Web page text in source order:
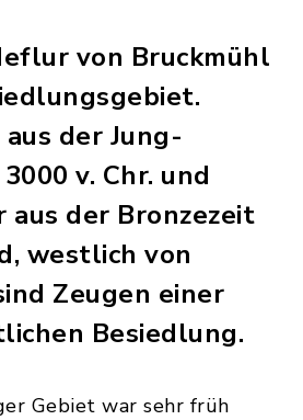
von Bruckmühl
der Jung­
v. Chr. und
aus der Bronzezeit
westlich von
Zeugen einer
Besiedlung.
Gebiet war sehr früh